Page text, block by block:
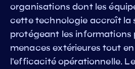
organisations dont les
cette technologie accroît la
protégeant les informations
menaces extérieures tout
l'efficacité opérationnelle.